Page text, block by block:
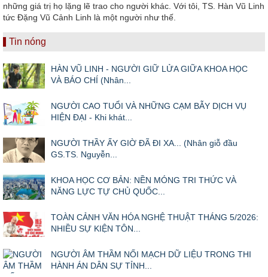
những giá trị họ lặng lẽ trao cho người khác. Với tôi, TS. Hàn Vũ Linh
tức Đặng Vũ Cảnh Linh là một người như thế.
Tin nóng
HÀN VŨ LINH - NGƯỜI GIỮ LỬA GIỮA KHOA HỌC
VÀ BÁO CHÍ (Nhân...
NGƯỜI CAO TUỔI VÀ NHỮNG CẠM BẪY DỊCH VỤ
HIỆN ĐẠI - Khi khát...
NGƯỜI THẦY ẤY GIỜ ĐÃ ĐI XA... (Nhân giỗ đầu
GS.TS. Nguyễn...
KHOA HỌC CƠ BẢN: NỀN MÓNG TRI THỨC VÀ
NĂNG LỰC TỰ CHỦ QUỐC...
TOÀN CẢNH VĂN HÓA NGHỆ THUẬT THÁNG 5/2026:
NHIỀU SỰ KIỆN TÔN...
NGƯỜI ÂM THẦM NỐI MẠCH DỮ LIỆU TRONG THI
HÀNH ÁN DÂN SỰ TỈNH...